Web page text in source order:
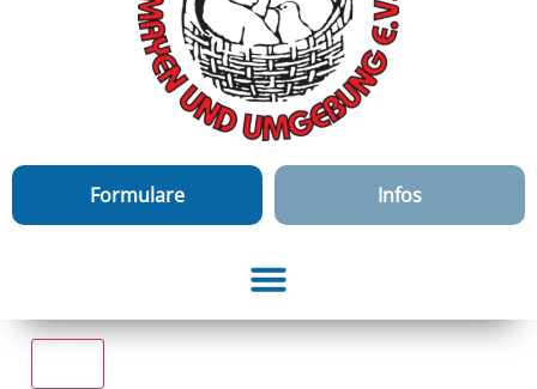
Formulare Infos